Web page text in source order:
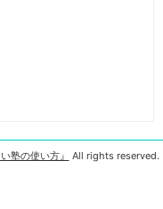
塾の使い方』 All rights reserved.